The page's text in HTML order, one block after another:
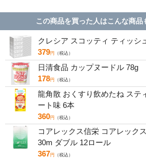
この商品を買った人はこんな商品
クレシア スコッティ ティッシ
379円 （税込）
日清食品 カップヌードル 78g
178円 （税込）
龍角散 おくすり飲めたね ステ
ート味 6本
360円 （税込）
コアレックス信栄 コアレック
30m ダブル 12ロール
367円 （税込）